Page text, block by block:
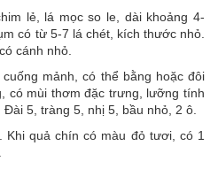
lẻ, lá mọc so le, dài khoảng 4-
có từ 5-7 lá chét, kích thước nhỏ.
cánh nhỏ.
mảnh, có thể bằng hoặc đôi
có mùi thơm đặc trưng, lưỡng tính
5, tràng 5, nhị 5, bầu nhỏ, 2 ô.
Khi quả chín có màu đỏ tươi, có 1